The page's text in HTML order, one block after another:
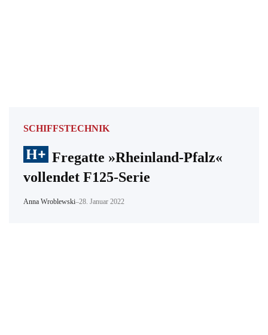
SCHIFFSTECHNIK
Fregatte »Rheinland-Pfalz«
vollendet F125-Serie
Anna Wroblewski–28. Januar 2022